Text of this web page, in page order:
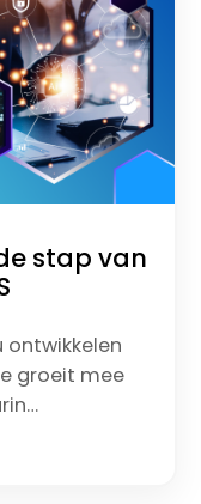
stap van
ontwikkelen
groeit mee